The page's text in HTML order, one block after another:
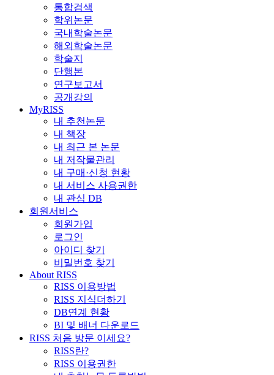
통합검색
학위논문
국내학술논문
해외학술논문
학술지
단행본
연구보고서
공개강의
MyRISS
내 추천논문
내 책장
내 최근 본 논문
내 저작물관리
내 구매·신청 현황
내 서비스 사용권한
내 관심 DB
회원서비스
회원가입
로그인
아이디 찾기
비밀번호 찾기
About RISS
RISS 이용방법
RISS 지식더하기
DB연계 현황
BI 및 배너 다운로드
RISS 처음 방문 이세요?
RISS란?
RISS 이용권한